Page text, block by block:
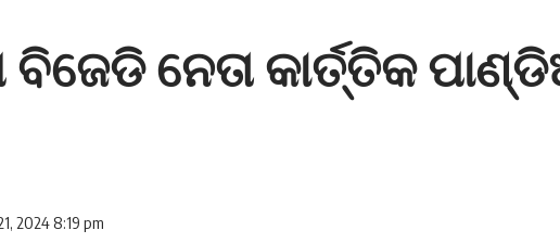
ନେତା କାର୍ତ୍ତିକ
2024 8:19 pm